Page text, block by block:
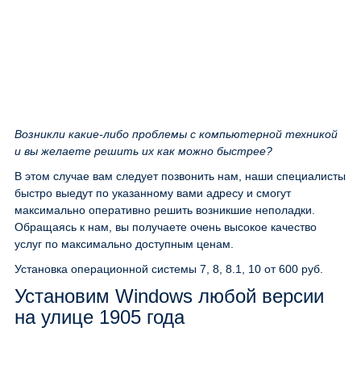
Возникли какие-либо проблемы с компьютерной техникой
и вы желаете решить их как можно быстрее?
В этом случае вам следует позвонить нам, наши специалисты
быстро выедут по указанному вами адресу и смогут
максимально оперативно решить возникшие неполадки.
Обращаясь к нам, вы получаете очень высокое качество
услуг по максимально доступным ценам.
Установка операционной системы 7, 8, 8.1, 10 от 600 руб.
Установим Windows любой версии
на улице 1905 года